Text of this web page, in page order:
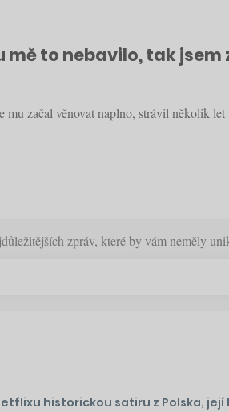
mě to nebavilo, tak
mu začal věnovat naplno, strávil několik
zpráv, které by vám neměly
historickou satiru z Polska,